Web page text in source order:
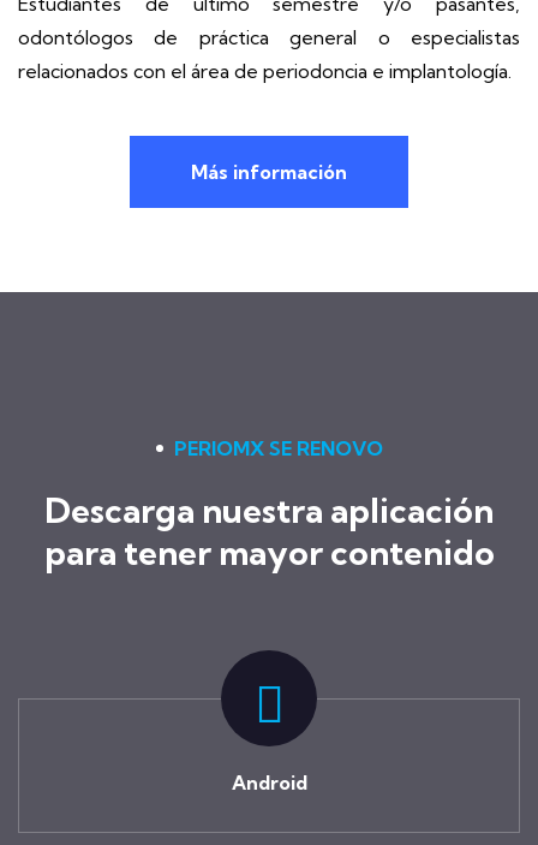
odontólogos de práctica general o especialistas
relacionados con el área de periodoncia e implantología.
Más información
PERIOMX SE RENOVO
Descarga nuestra aplicación
para tener mayor contenido
Android